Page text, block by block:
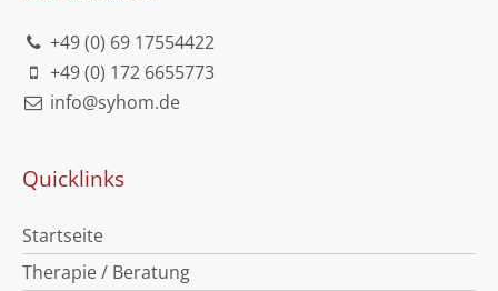
+49 (0) 69 17554422
+49 (0) 172 6655773
info@syhom.de
Quicklinks
Startseite
Therapie / Beratung